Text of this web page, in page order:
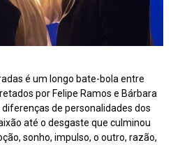
é um longo bate-bola entre
por Felipe Ramos e Bárbara
de personalidades dos
até o desgaste que culminou
sonho, impulso, o outro, razão,